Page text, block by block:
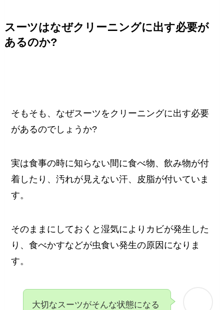
スーツはなぜクリーニングに出す必要が
あるのか?
そもそも、なぜスーツをクリーニングに出す必要
があるのでしょうか?
実は食事の時に知らない間に食べ物、飲み物が付
着したり、汚れが見えない汗、皮脂が付いていま
す。
そのままにしておくと湿気によりカビが発生した
り、食べかすなどが虫食い発生の原因になりま
す。
大切なスーツがそんな状態になる